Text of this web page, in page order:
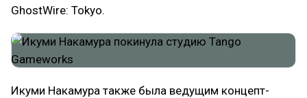
GhostWire: Tokyo.
Икуми Накамура также была ведущим концепт-